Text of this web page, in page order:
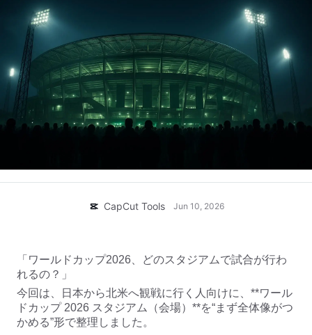
Gemini Omni
テキストとオーディオ
自動キャプション
キャプションテンプレート
テキスト読み上げ
カスタム音声
ノイズ軽減
画像
ソーシャルメディア
マーケティング
ライフスタイル＆ブイログ
カスタムデザイン
その他
ハウツーガイド
ピックアップ
テンプレートのトレンドとヒント
その他
ビジネスのテンプレート
産業のテンプレート
振り返りのテンプレート
ヘルプ
トラストセンター
ヘルプセンター
ニュースルーム
CapCutを起動
CapCut Tools Jun 10, 2026
「ワールドカップ2026、どのスタジアムで試合が行わ
れるの？」
今回は、日本から北米へ観戦に行く人向けに、**ワール
ドカップ 2026 スタジアム（会場）**を“まず全体像がつ
かめる”形で整理しました。